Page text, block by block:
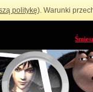
politykę). Warunki